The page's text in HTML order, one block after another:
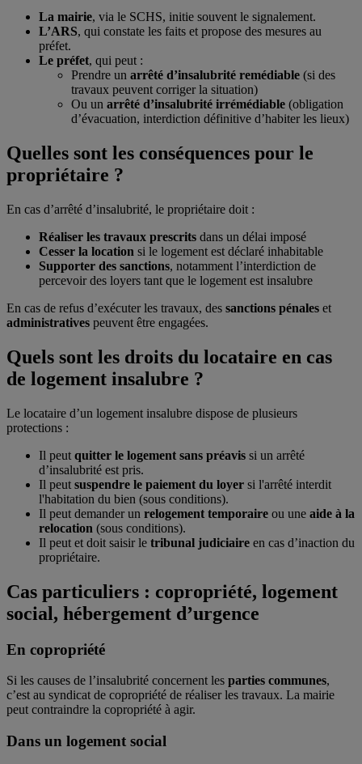
La mairie, via le SCHS, initie souvent le signalement.
L’ARS, qui constate les faits et propose des mesures au
préfet.
Le préfet, qui peut :
Prendre un arrêté d’insalubrité remédiable (si des
travaux peuvent corriger la situation)
Ou un arrêté d’insalubrité irrémédiable (obligation
d’évacuation, interdiction définitive d’habiter les lieux)
Quelles sont les conséquences pour le
propriétaire ?
En cas d’arrêté d’insalubrité, le propriétaire doit :
Réaliser les travaux prescrits dans un délai imposé
Cesser la location si le logement est déclaré inhabitable
Supporter des sanctions, notamment l’interdiction de
percevoir des loyers tant que le logement est insalubre
En cas de refus d’exécuter les travaux, des sanctions pénales et
administratives peuvent être engagées.
Quels sont les droits du locataire en cas
de logement insalubre ?
Le locataire d’un logement insalubre dispose de plusieurs
protections :
Il peut quitter le logement sans préavis si un arrêté
d’insalubrité est pris.
Il peut suspendre le paiement du loyer si l'arrêté interdit
l'habitation du bien (sous conditions).
Il peut demander un relogement temporaire ou une aide à la
relocation (sous conditions).
Il peut et doit saisir le tribunal judiciaire en cas d’inaction du
propriétaire.
Cas particuliers : copropriété, logement
social, hébergement d’urgence
En copropriété
Si les causes de l’insalubrité concernent les parties communes,
c’est au syndicat de copropriété de réaliser les travaux. La mairie
peut contraindre la copropriété à agir.
Dans un logement social